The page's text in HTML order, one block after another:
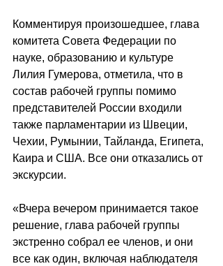
Комментируя произошедшее, глава
комитета Совета Федерации по
науке, образованию и культуре
Лилия Гумерова, отметила, что в
состав рабочей группы помимо
представителей России входили
также парламентарии из Швеции,
Чехии, Румынии, Тайланда, Египета,
Каира и США. Все они отказались от
экскурсии.
«Вчера вечером принимается такое
решение, глава рабочей группы
экстренно собрал ее членов, и они
все как один, включая наблюдателя